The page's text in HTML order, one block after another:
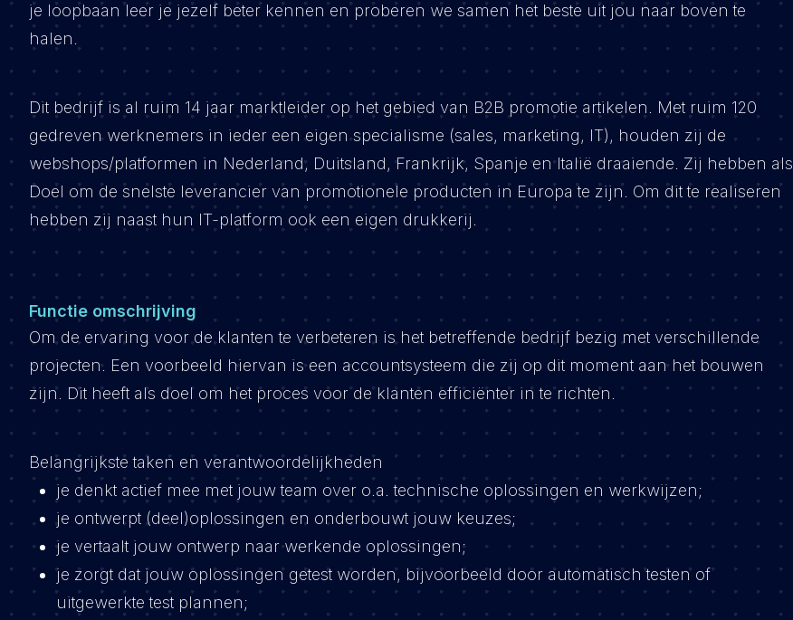
je loopbaan leer je jezelf beter kennen en proberen we samen het beste uit jou naar boven te
halen.
Dit bedrijf is al ruim 14 jaar marktleider op het gebied van B2B promotie artikelen. Met ruim 120
gedreven werknemers in ieder een eigen specialisme (sales, marketing, IT), houden zij de
webshops/platformen in Nederland, Duitsland, Frankrijk, Spanje en Italië draaiende. Zij hebben als
Doel om de snelste leverancier van promotionele producten in Europa te zijn. Om dit te realiseren
hebben zij naast hun IT-platform ook een eigen drukkerij.
Functie omschrijving
Om de ervaring voor de klanten te verbeteren is het betreffende bedrijf bezig met verschillende
projecten. Een voorbeeld hiervan is een accountsysteem die zij op dit moment aan het bouwen
zijn. Dit heeft als doel om het proces voor de klanten efficiënter in te richten.
Belangrijkste taken en verantwoordelijkheden
je denkt actief mee met jouw team over o.a. technische oplossingen en werkwijzen;
je ontwerpt (deel)oplossingen en onderbouwt jouw keuzes;
je vertaalt jouw ontwerp naar werkende oplossingen;
je zorgt dat jouw oplossingen getest worden, bijvoorbeeld door automatisch testen of
uitgewerkte test plannen;